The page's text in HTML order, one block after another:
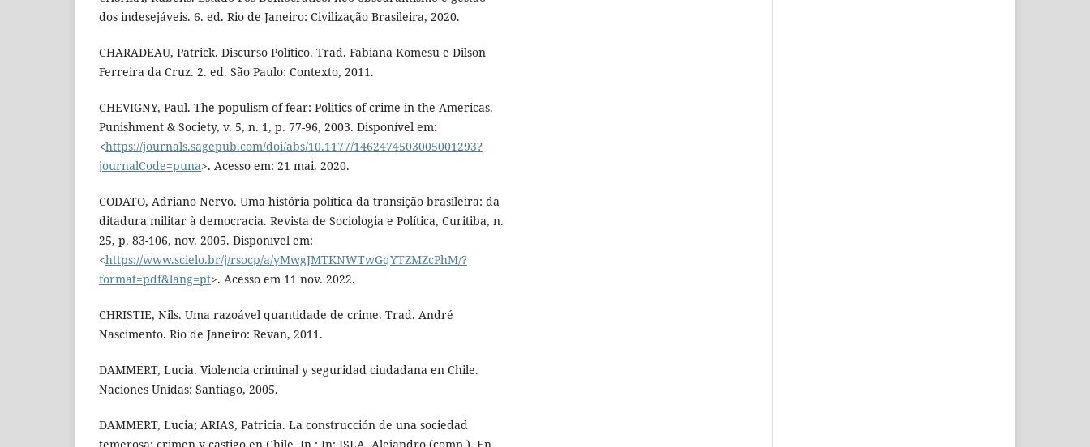
dos indesejáveis. 6. ed. Rio de Janeiro: Civilização Brasileira, 2020.
CHARADEAU, Patrick. Discurso Político. Trad. Fabiana Komesu e Dilson
Ferreira da Cruz. 2. ed. São Paulo: Contexto, 2011.
CHEVIGNY, Paul. The populism of fear: Politics of crime in the Americas.
Punishment & Society, v. 5, n. 1, p. 77-96, 2003. Disponível em:
<https://journals.sagepub.com/doi/abs/10.1177/1462474503005001293?
journalCode=puna>. Acesso em: 21 mai. 2020.
CODATO, Adriano Nervo. Uma história política da transição brasileira: da
ditadura militar à democracia. Revista de Sociologia e Política, Curitiba, n.
25, p. 83-106, nov. 2005. Disponível em:
<https://www.scielo.br/j/rsocp/a/yMwgJMTKNWTwGqYTZMZcPhM/?
format=pdf&lang=pt>. Acesso em 11 nov. 2022.
CHRISTIE, Nils. Uma razoável quantidade de crime. Trad. André
Nascimento. Rio de Janeiro: Revan, 2011.
DAMMERT, Lucia. Violencia criminal y seguridad ciudadana en Chile.
Naciones Unidas: Santiago, 2005.
DAMMERT, Lucia; ARIAS, Patricia. La construcción de una sociedad